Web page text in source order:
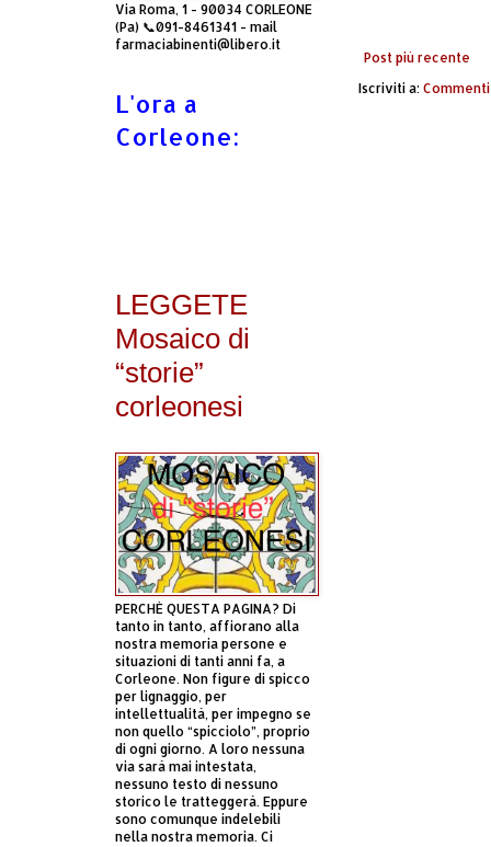
Post più recente
Iscriviti a:
Via Roma, 1 - 90034 CORLEONE
(Pa) 📞091-8461341 - mail
farmaciabinenti@libero.it
L'ora a
Corleone:
LEGGETE
Mosaico di
“storie”
corleonesi
PERCHÈ QUESTA PAGINA? Di
tanto in tanto, affiorano alla
nostra memoria persone e
situazioni di tanti anni fa, a
Corleone. Non figure di spicco
per lignaggio, per
intellettualità, per impegno se
non quello “spicciolo”, proprio
di ogni giorno. A loro nessuna
via sarà mai intestata,
nessuno testo di nessuno
storico le tratteggerà. Eppure
sono comunque indelebili
nella nostra memoria. Ci